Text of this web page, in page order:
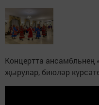
Концертта
җырулар, биюләр